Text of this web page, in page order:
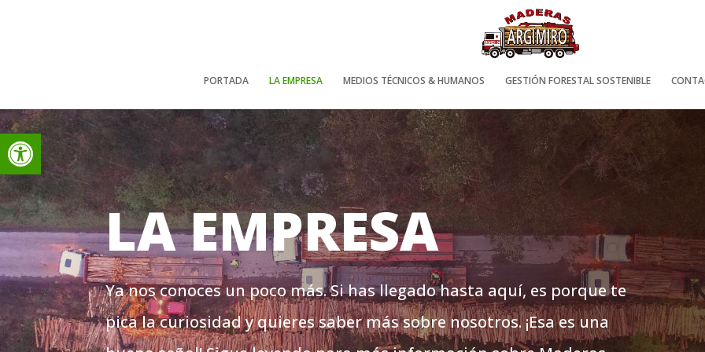
Abrir barra de herramientas
PORTADA LA EMPRESA MEDIOS TÉCNICOS & HUMANOS GESTIÓN FORESTAL SOSTENIBLE
LA EMPRESA
Ya nos conoces un poco más. Si has llegado hasta aquí, es porque te
pica la curiosidad y quieres saber más sobre nosotros. ¡Esa es una